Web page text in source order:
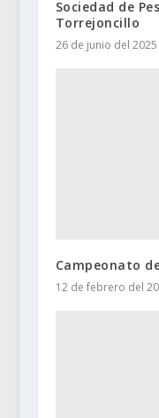
Sociedad de
Torrejoncillo
26 de junio del 2025
Campeonato
12 de febrero del